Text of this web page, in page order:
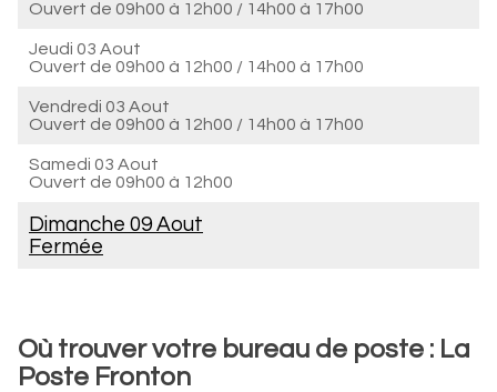
Ouvert de 09h00 à 12h00 / 14h00 à 17h00
Jeudi 03 Aout
Ouvert de 09h00 à 12h00 / 14h00 à 17h00
Vendredi 03 Aout
Ouvert de 09h00 à 12h00 / 14h00 à 17h00
Samedi 03 Aout
Ouvert de 09h00 à 12h00
Dimanche 09 Aout
Fermée
Où trouver votre bureau de poste : La
Poste Fronton